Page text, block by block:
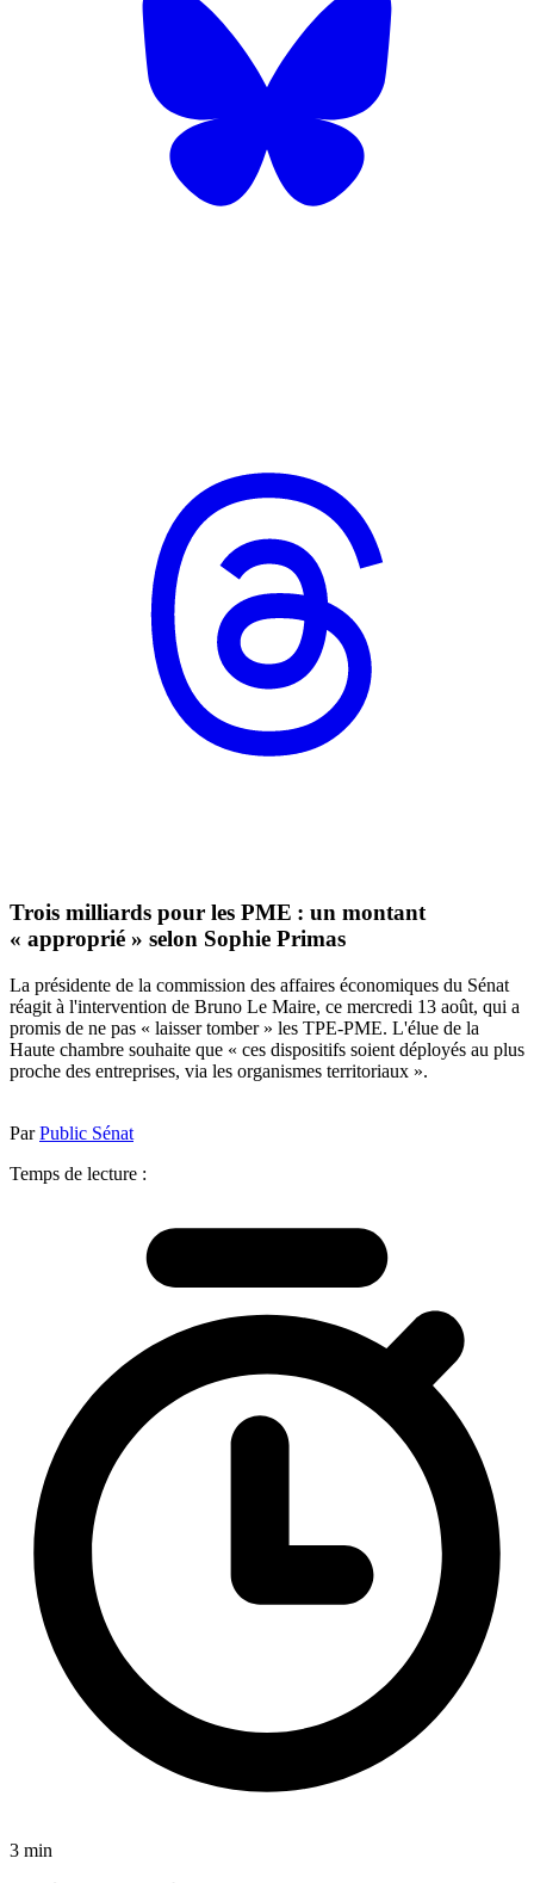
Trois milliards pour les PME : un montant
« approprié » selon Sophie Primas
La présidente de la commission des affaires économiques du Sénat
réagit à l'intervention de Bruno Le Maire, ce mercredi 13 août, qui a
promis de ne pas « laisser tomber » les TPE-PME. L'élue de la
Haute chambre souhaite que « ces dispositifs soient déployés au plus
proche des entreprises, via les organismes territoriaux ».
ParPublic Sénat
Temps de lecture :
3 min